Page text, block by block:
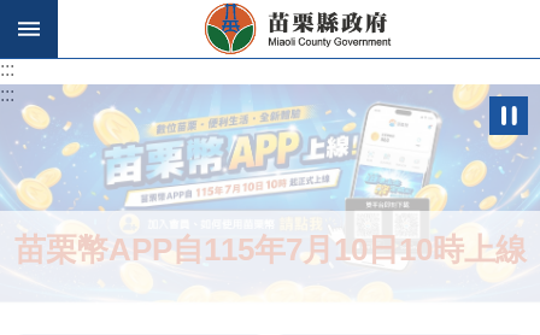
跳到主要內容區塊
:::
:::
苗栗幣APP自115年7月10日10時上線